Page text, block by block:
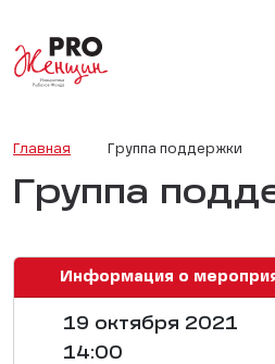
Главная Группа поддержки
Группа
Информация о
19 октября 2021
14:00